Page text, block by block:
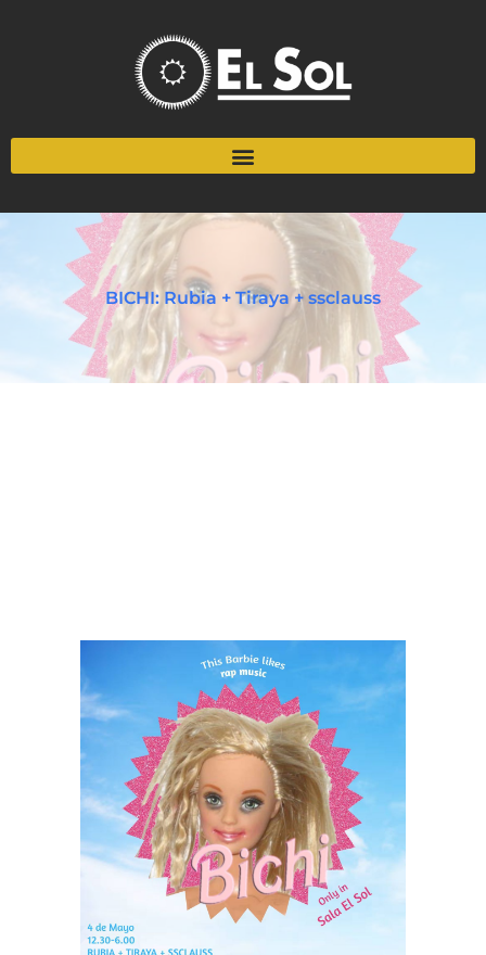
BICHI: Rubia + Tiraya + ssclauss